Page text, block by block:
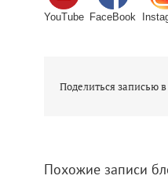
YouTube FaceBook
Поделиться записью
Похожие записи